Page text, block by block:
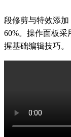
段修剪与特效添
60%。操作面板
握基础编辑技巧。